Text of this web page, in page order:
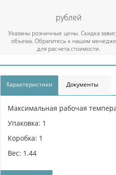
рублей
Указаны розничные цены. Скидка
объема. Обратитесь к нашим
для расчета стоимости.
Характеристики Документы
Максимальная рабочая
Упаковка: 1
Коробка: 1
Вес: 1.44